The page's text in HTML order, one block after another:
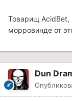
Товарищ
морровинде от
Dun